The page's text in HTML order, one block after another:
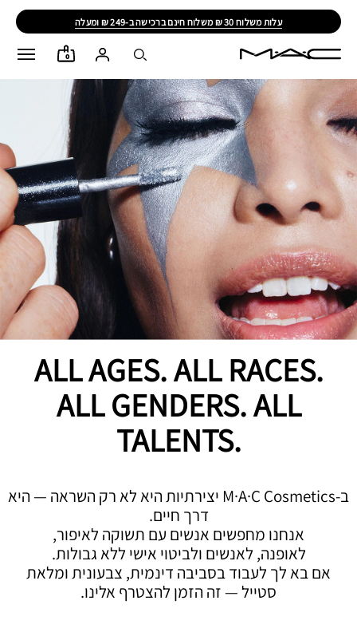
עלות משלוח 30 ₪ משלוח חינם ברכישה ב-249 ₪ ומעלה
0
ALL AGES. ALL RACES.
ALL GENDERS. ALL
TALENTS.
ב-M·A·C Cosmetics יצירתיות היא לא רק השראה — היא
דרך חיים.
אנחנו מחפשים אנשים עם תשוקה לאיפור,
לאופנה, לאנשים ולביטוי אישי ללא גבולות.
אם בא לך לעבוד בסביבה דינמית, צבעונית ומלאת
סטייל — זה הזמן להצטרף אלינו.